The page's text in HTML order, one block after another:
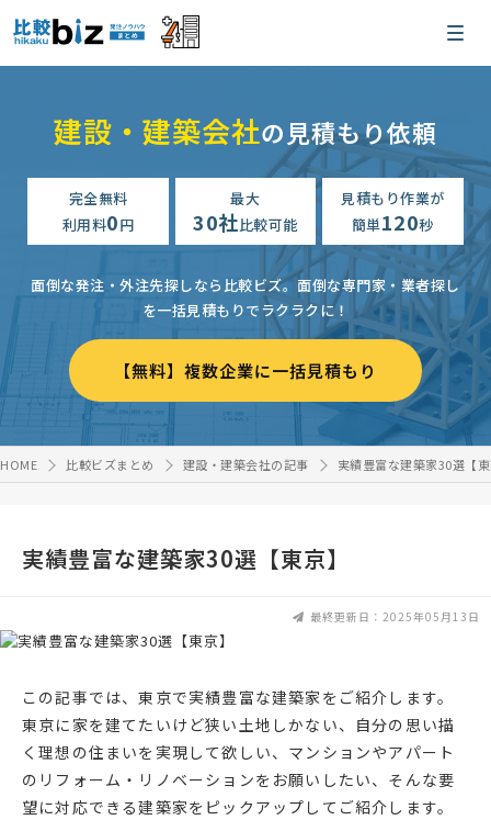
建設・建築会社の見積もり依頼
完全無料
利用料0円
最大
30社比較可能
見積もり作業が
簡単120秒
面倒な発注・外注先探しなら比較ビズ。 面倒な専門家・業者探し
を一括見積もりでラクラクに！
【無料】複数企業に一括見積もり
HOME 比較ビズまとめ 建設・建築会社の記事 実績豊富な建築家30選【
実績豊富な建築家30選【東京】
最終更新日：2025年05月13日
この記事では、東京で実績豊富な建築家をご紹介します。
東京に家を建てたいけど狭い土地しかない、自分の思い描
く理想の住まいを実現して欲しい、マンションやアパート
のリフォーム・リノベーションをお願いしたい、そんな要
望に対応できる建築家をピックアップしてご紹介します。